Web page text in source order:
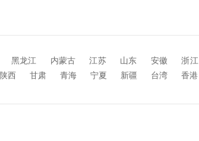
黑龙江 内蒙古 江苏 山东 安徽 浙江
陕西 甘肃 青海 宁夏 新疆 台湾 香港